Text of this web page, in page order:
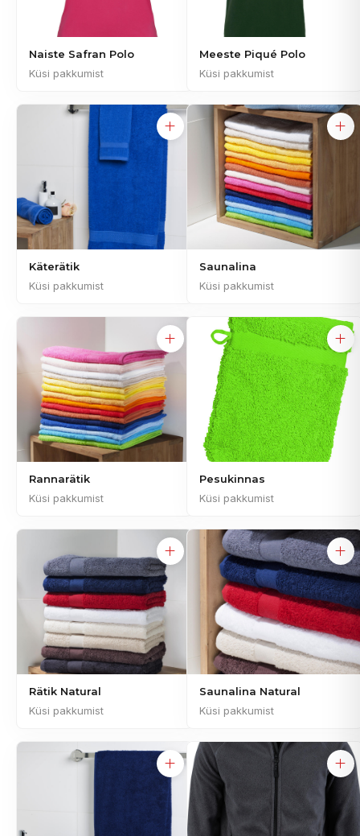
Naiste Safran Polo
Küsi pakkumist
Meeste Piqué Polo
Küsi pakkumist
Käterätik
Küsi pakkumist
Saunalina
Küsi pakkumist
Rannarätik
Küsi pakkumist
Pesukinnas
Küsi pakkumist
Rätik Natural
Küsi pakkumist
Saunalina Natural
Küsi pakkumist